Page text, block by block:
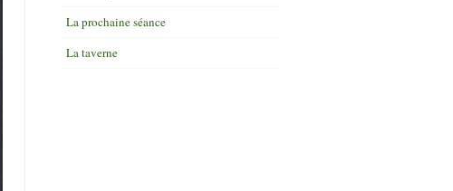
La prochaine séance
La taverne